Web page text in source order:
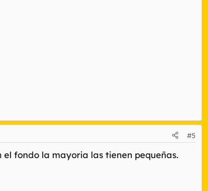
#5
fondo la mayoria las tienen pequeñas.